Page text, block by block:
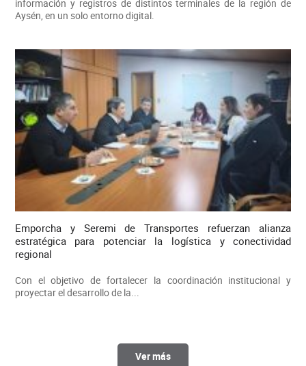
información y registros de distintos terminales de la región de
Aysén, en un solo entorno digital.
Emporcha y Seremi de Transportes refuerzan alianza
estratégica para potenciar la logística y conectividad
regional
Con el objetivo de fortalecer la coordinación institucional y
proyectar el desarrollo de la...
Ver más